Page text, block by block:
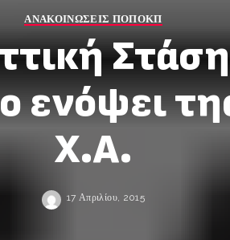
ΑΝΑΚΟΙΝΩΣΕΙΣ ΠΟΠΟΚΠ
ενόψει
Χ.Α.
17 Απριλίου, 2015